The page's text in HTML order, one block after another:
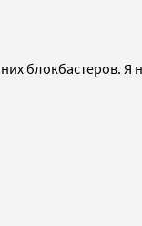
блокбастеров. Я